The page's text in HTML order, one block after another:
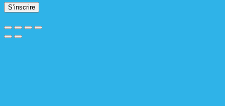
S’inscrire